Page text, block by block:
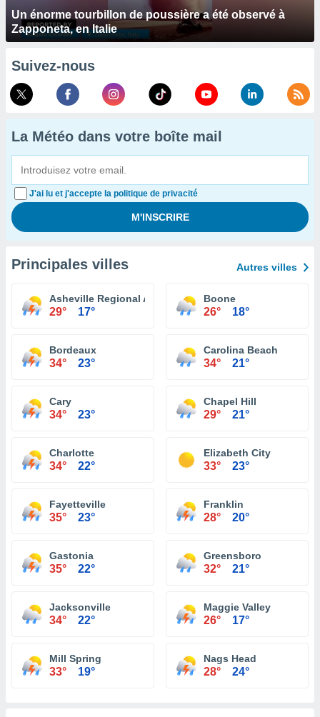
Un énorme tourbillon de poussière a été observé à
Zapponeta, en Italie
Suivez-nous
La Météo dans votre boîte mail
J'ai lu et j'accepte la politique de privacité
Principales villes Autres villes
Asheville Regional Airport
29° 17°
Boone
26° 18°
Bordeaux
34° 23°
Carolina Beach
34° 21°
Cary
34° 23°
Chapel Hill
29° 21°
Charlotte
34° 22°
Elizabeth City
33° 23°
Fayetteville
35° 23°
Franklin
28° 20°
Gastonia
35° 22°
Greensboro
32° 21°
Jacksonville
34° 22°
Maggie Valley
26° 17°
Mill Spring
33° 19°
Nags Head
28° 24°